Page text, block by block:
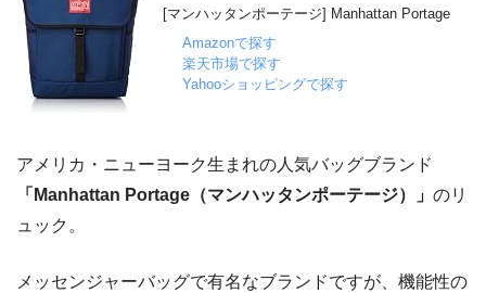
[マンハッタンポーテージ] Manhattan Portage
Amazonで探す
楽天市場で探す
Yahooショッピングで探す
アメリカ・ニューヨーク生まれの人気バッグブランド
「Manhattan Portage（マンハッタンポーテージ）」 のリ
ュック。
メッセンジャーバッグで有名なブランドですが、機能性の